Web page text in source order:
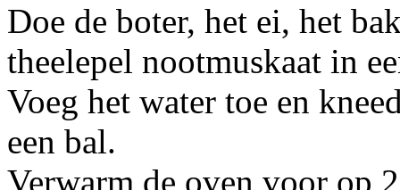
Doe de boter, het ei, het
theelepel nootmuskaat in
Voeg het water toe en
een bal.
Verwarm de oven voor op